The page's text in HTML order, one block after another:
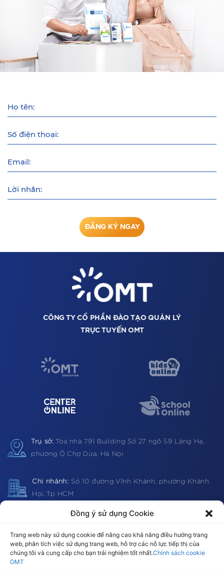
Đồng ý sử dụng Cookie
Trang web này sử dụng cookie để nâng cao khả năng điều hướng trang
web, phân tích việc sử dụng trang web, hỗ trợ các nỗ lực tiếp thị của
chúng tôi và cung cấp cho bạn trải nghiệm tốt nhất.Chính sách cookie
OMT
Họ tên:
Số điện thoại:
Email:
Lời nhắn:
ĐĂNG KÝ NGAY
CÔNG TY CỔ PHẦN ĐÀO TẠO QUẢN LÝ
TRỰC TUYẾN OMT
Trụ sở: Tòa nhà 791 Building Số 27 ngõ 59 Láng Hạ,
phường Ô Chợ Dừa, Hà Nội
Chi nhánh: Số 10 đường Vĩnh Khánh, phường Khánh
Hội, Tp HCM
Hotline: 1900 0362 (VN) 0983 812403 (Global)